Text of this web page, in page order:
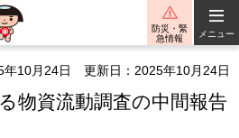
防災・緊
急情報
メニュー
10月24日 更新日：2025年10月24日
物資流動調査の中間報告